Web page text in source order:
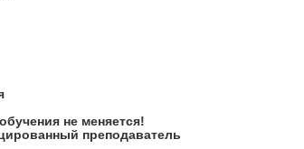
не меняется!
преподаватель